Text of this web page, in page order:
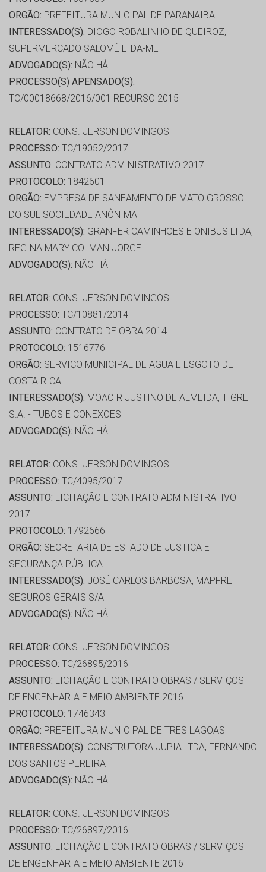
ORGÃO: PREFEITURA MUNICIPAL DE PARANAIBA
INTERESSADO(S): DIOGO ROBALINHO DE QUEIROZ,
SUPERMERCADO SALOMÉ LTDA-ME
ADVOGADO(S): NÃO HÁ
PROCESSO(S) APENSADO(S):
TC/00018668/2016/001 RECURSO 2015
RELATOR: CONS. JERSON DOMINGOS
PROCESSO: TC/19052/2017
ASSUNTO: CONTRATO ADMINISTRATIVO 2017
PROTOCOLO: 1842601
ORGÃO: EMPRESA DE SANEAMENTO DE MATO GROSSO
DO SUL SOCIEDADE ANÔNIMA
INTERESSADO(S): GRANFER CAMINHOES E ONIBUS LTDA,
REGINA MARY COLMAN JORGE
ADVOGADO(S): NÃO HÁ
RELATOR: CONS. JERSON DOMINGOS
PROCESSO: TC/10881/2014
ASSUNTO: CONTRATO DE OBRA 2014
PROTOCOLO: 1516776
ORGÃO: SERVIÇO MUNICIPAL DE AGUA E ESGOTO DE
COSTA RICA
INTERESSADO(S): MOACIR JUSTINO DE ALMEIDA, TIGRE
S.A. - TUBOS E CONEXOES
ADVOGADO(S): NÃO HÁ
RELATOR: CONS. JERSON DOMINGOS
PROCESSO: TC/4095/2017
ASSUNTO: LICITAÇÃO E CONTRATO ADMINISTRATIVO
2017
PROTOCOLO: 1792666
ORGÃO: SECRETARIA DE ESTADO DE JUSTIÇA E
SEGURANÇA PÚBLICA
INTERESSADO(S): JOSÉ CARLOS BARBOSA, MAPFRE
SEGUROS GERAIS S/A
ADVOGADO(S): NÃO HÁ
RELATOR: CONS. JERSON DOMINGOS
PROCESSO: TC/26895/2016
ASSUNTO: LICITAÇÃO E CONTRATO OBRAS / SERVIÇOS
DE ENGENHARIA E MEIO AMBIENTE 2016
PROTOCOLO: 1746343
ORGÃO: PREFEITURA MUNICIPAL DE TRES LAGOAS
INTERESSADO(S): CONSTRUTORA JUPIA LTDA, FERNANDO
DOS SANTOS PEREIRA
ADVOGADO(S): NÃO HÁ
RELATOR: CONS. JERSON DOMINGOS
PROCESSO: TC/26897/2016
ASSUNTO: LICITAÇÃO E CONTRATO OBRAS / SERVIÇOS
DE ENGENHARIA E MEIO AMBIENTE 2016